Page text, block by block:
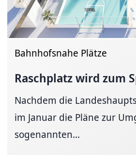
Bahnhofsnahe Plätze
Raschplatz wird zum
Nachdem die
im Januar die Pläne zur
sogenannten...